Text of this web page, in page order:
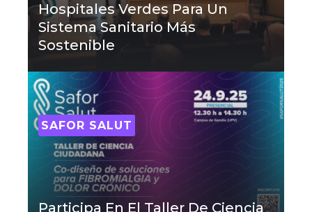
Hospitales Verdes Para Un
Sistema Sanitario Más
Sostenible
SAFOR SALUT
Participa En El Taller De Ciencia